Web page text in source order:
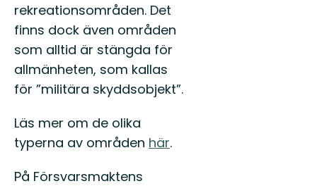
rekreationsområden. Det
finns dock även områden
som alltid är stängda för
allmänheten, som kallas
för ”militära skyddsobjekt”.
Läs mer om de olika
typerna av områden här.
På Försvarsmaktens